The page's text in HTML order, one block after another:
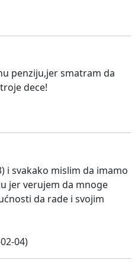
penziju,jer smatram da
dece!
i svakako mislim da imamo
jer verujem da mnoge
da rade i svojim
04)